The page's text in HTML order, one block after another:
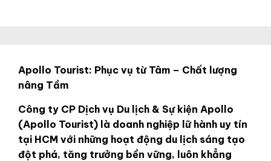
Apollo Tourist: Phục vụ từ Tâm – Chất lượng
nâng Tầm
Công ty CP Dịch vụ Du lịch & Sự kiện Apollo
(Apollo Tourist) là doanh nghiệp lữ hành uy tín
tại HCM với những hoạt động du lịch sáng tạo
đột phá, tăng trưởng bền vững, luôn khẳng